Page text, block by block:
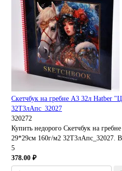
Скетчбук на гребне А3 32л Hatber
32Т3лАпс_32027
320272
Купить недорого Скетчбук на
29*29см 160г/м2 32Т3лАпс_32027.
5
378.00 ₽